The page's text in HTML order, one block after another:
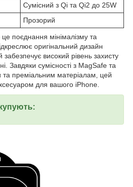
Сумісний з Qi та Qi2 до 25W
Прозорий
поєднання мінімалізму та
оригінальний дизайн
високий рівень захисту
Завдяки сумісності з MagSafe та
преміальним матеріалам, цей
для вашого iPhone.